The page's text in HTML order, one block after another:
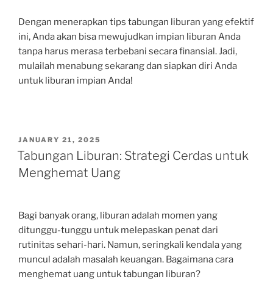
Dengan menerapkan tips tabungan liburan yang efektif
ini, Anda akan bisa mewujudkan impian liburan Anda
tanpa harus merasa terbebani secara finansial. Jadi,
mulailah menabung sekarang dan siapkan diri Anda
untuk liburan impian Anda!
POSTED
ON
JANUARY 21, 2025
Tabungan Liburan: Strategi Cerdas untuk
Menghemat Uang
Bagi banyak orang, liburan adalah momen yang
ditunggu-tunggu untuk melepaskan penat dari
rutinitas sehari-hari. Namun, seringkali kendala yang
muncul adalah masalah keuangan. Bagaimana cara
menghemat uang untuk tabungan liburan?